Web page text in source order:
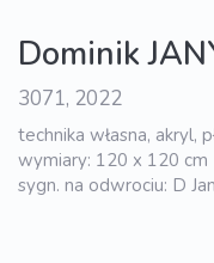
Dominik
3071, 2022
technika własna, akryl,
wymiary: 120 x 120 cm
sygn. na odwrociu: D